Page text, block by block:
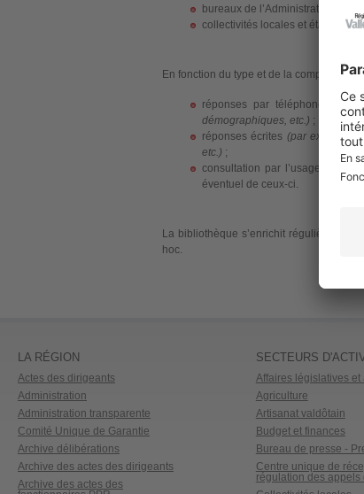
bureaux de l’Administration
collectivités locales et
En fonction du type et de la complexité
réponses par téléphone
démographiques, etc.) ;
réponses écrites (par ex. :
etc.) ;
consultation par l’usager des
éventuel de ceux-ci.
La bibliothèque s’enrichit
hoc.
LA RÉGION
Actes des dirigeants
Administration
Administration transparente
Comité Unique de Garantie
Archive délibérations
Archive des actes des dirigeants
Archive des actes des
SECTEURS
Affaires législatives et
Agriculture
Artisanat valdôtain
Budget et finances
Bureau de presse -
Centre unique de
régulation des appels